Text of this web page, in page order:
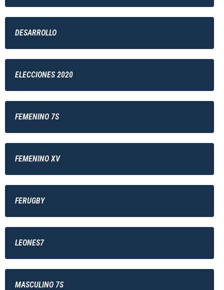
DESARROLLO
ELECCIONES 2020
FEMENINO 7S
FEMENINO XV
FERUGBY
LEONES7
MASCULINO 7S